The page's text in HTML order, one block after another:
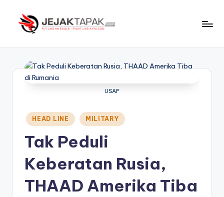
An
Eagle
Like
Falcon
USAF
Posted
in
HEAD LINE MILITARY
Tak Peduli
Keberatan Rusia,
THAAD Amerika Tiba